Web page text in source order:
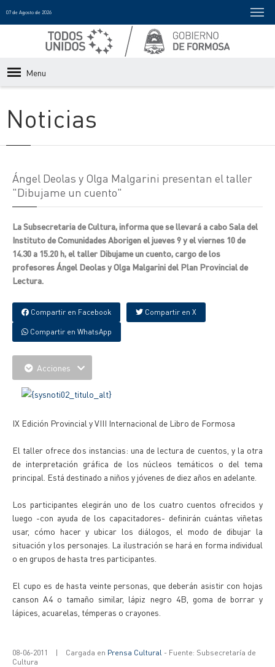
07 de Agosto de 2026
Menu
Noticias
Ángel Deolas y Olga Malgarini presentan el taller
"Dibujame un cuento"
La Subsecretaria de Cultura, informa que se llevará a cabo Sala del
Instituto de Comunidades Aborigen el jueves 9 y el viernes 10 de
14.30 a 15.20 h, el taller Dibujame un cuento, cargo de los
profesores Ángel Deolas y Olga Malgarini del Plan Provincial de
Lectura.
Compartir en Facebook Compartir en X
Compartir en WhatsApp
Acciones
IX Edición Provincial y VIII Internacional de Libro de Formosa
El taller ofrece dos instancias: una de lectura de cuentos, y la otra
de interpretación gráfica de los núcleos temáticos o del tema
principal. Está destinado a niños y jóvenes de diez años en adelante.
Los participantes elegirán uno de los cuatro cuentos ofrecidos y
luego -con ayuda de los capacitadores- definirán cuántas viñetas
usar, cómo hacer y ubicar los diálogos, el modo de dibujar la
situación y los personajes. La ilustración se hará en forma individual
o en grupos de hasta tres participantes.
El cupo es de hasta veinte personas, que deberán asistir con hojas
canson A4 o tamaño similar, lápiz negro 4B, goma de borrar y
lápices, acuarelas, témperas o crayones.
08-06-2011 | Cargada en Prensa Cultural - Fuente: Subsecretaría de
Cultura